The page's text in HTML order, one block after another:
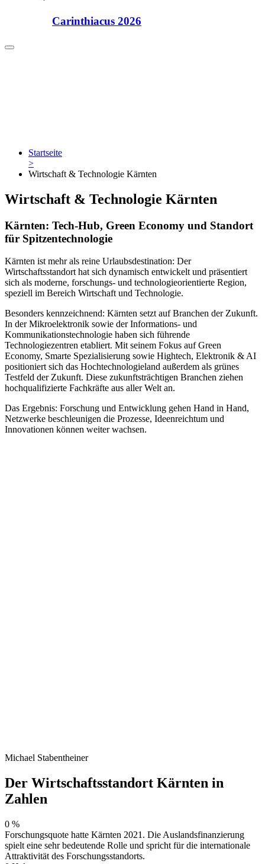
Carinthiacus 2026
Startseite
>
Wirtschaft & Technologie Kärnten
Wirtschaft & Technologie Kärnten
Kärnten: Tech-Hub, Green Economy und Standort
für Spitzentechnologie
Kärnten ist mehr als reine Urlaubsdestination: Der
Wirtschaftsstandort hat sich dynamisch entwickelt und präsentiert
sich als moderne, forschungs- und technologieorientierte Region,
speziell im Bereich Wirtschaft und Technologie.
Besonders kennzeichnend: Kärnten setzt auf Branchen der Zukunft.
In der Mikroelektronik sowie der Informations- und
Kommunikationstechnologie haben sich führende
Technologiezentren etabliert. Mit seinem Fokus auf Green
Economy, Smarte Spezialisierung sowie Hightech, Elektronik & AI
positioniert sich das Hochtechnologieland außerdem als grünes
Testfeld der Zukunft. Diese zukunftsträchtigen Branchen ziehen
hochqualifizierte Fachkräfte aus aller Welt an.
Das Ergebnis: Forschung und Entwicklung gehen Hand in Hand,
Netzwerke beschleunigen die Prozesse, Ideenreichtum und
Innovationen können weiter wachsen.
Michael Stabentheiner
Der Wirtschaftsstandort Kärnten in
Zahlen
0 %
Forschungsquote hatte Kärnten 2021. Die Auslandsfinanzierung
spielt eine sehr bedeutende Rolle und spricht für die internationale
Attraktivität des Forschungsstandorts.